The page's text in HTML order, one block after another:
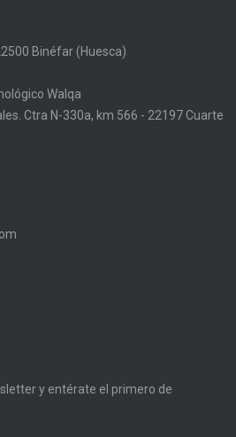
Binéfar (Huesca)
Walqa
Ctra N-330a, km 566 - 22197 Cuarte
y entérate el primero de